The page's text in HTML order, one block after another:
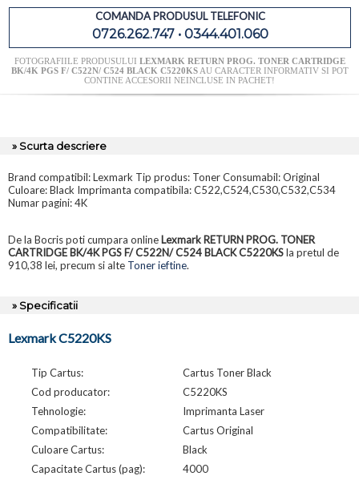
COMANDA PRODUSUL TELEFONIC
0726.262.747 • 0344.401.060
FOTOGRAFIILE PRODUSULUI LEXMARK RETURN PROG. TONER CARTRIDGE
BK/4K PGS F/ C522N/ C524 BLACK C5220KSAU CARACTER INFORMATIV SI POT
CONTINE ACCESORII NEINCLUSE IN PACHET!
» Scurta descriere
Brand compatibil: Lexmark Tip produs: Toner Consumabil: Original
Culoare: Black Imprimanta compatibila: C522,C524,C530,C532,C534
Numar pagini: 4K
De la Bocris poti cumpara online Lexmark RETURN PROG. TONER
CARTRIDGE BK/4K PGS F/ C522N/ C524 BLACK C5220KSla pretul de
910,38 lei, precum si alte Toner ieftine.
» Specificatii
Lexmark C5220KS
Tip Cartus:
Cartus Toner Black
Cod producator:
C5220KS
Tehnologie:
Imprimanta Laser
Compatibilitate:
Cartus Original
Culoare Cartus:
Black
Capacitate Cartus (pag):
4000